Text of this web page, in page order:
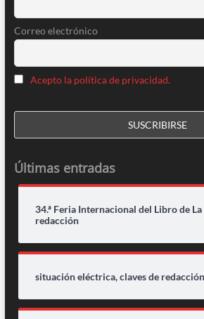
Correo electrónico
Acepto la política de privacidad.
Últimas entradas
34.ª Feria Internacional del Libro de La
redacción
situación eléctrica, claves de redacción